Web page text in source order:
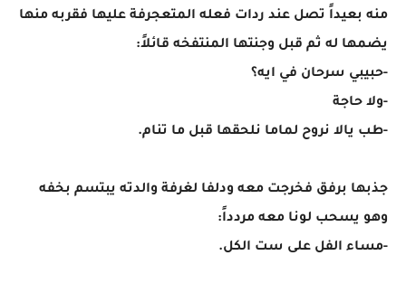
منه بعيداً تصل عند ردات فعله المتعجرفة عليها فقربه منها
يضمها له ثم قبل وجنتها المنتفخه قائلاً:
-حبيبي سرحان في ايه؟
-ولا حاجة
-طب يالا نروح لماما نلحقها قبل ما تنام.
جذبها برفق فخرجت معه ودلفا لغرفة والدته يبتسم بخفه
وهو يسحب لونا معه مردداً:
-مساء الفل على ست الكل.